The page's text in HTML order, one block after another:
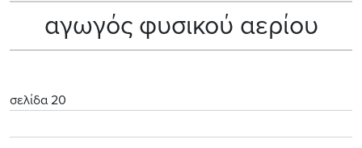
αγωγός φυσικού αερίου
σελίδα 20